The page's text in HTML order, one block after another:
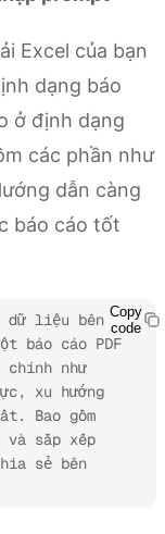
Excel của bạn
dạng báo
ở định dạng
các phần như
dẫn càng
báo cáo tốt
dữ liệu bên
báo cáo PDF
như
xu hướng
Bao gồm
và sắp xếp
sẻ bên
Copy
code